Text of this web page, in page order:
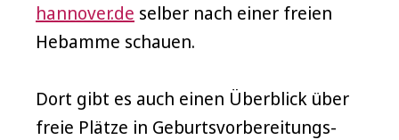
hannover.de selber nach einer freien
Hebamme schauen.
Dort gibt es auch einen Überblick über
freie Plätze in Geburtsvorbereitungs-